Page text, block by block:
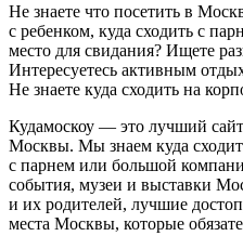
Не знаете что посетить в
с ребенком, куда сходить с
место для свидания? Ищете
Интересуетесь активным
Не знаете куда сходить на
Кудамоскоу — это лучший
Москвы. Мы знаем куда
с парнем или большой
события, музеи и выставки
и их родителей, лучшие
места Москвы, которые